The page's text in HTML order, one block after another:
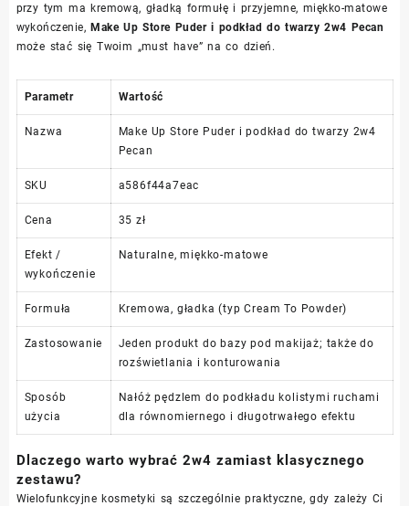
przy tym ma kremową, gładką formułę i przyjemne, miękko-matowe
wykończenie,Make Up Store Puder i podkład do twarzy 2w4 Pecan
może stać się Twoim „must have” na co dzień.
Parametr Wartość
Nazwa
Make Up Store Puder i podkład do twarzy 2w4
Pecan
SKU a586f44a7eac
Cena 35 zł
Efekt /
wykończenie
Naturalne, miękko-matowe
Formuła Kremowa, gładka (typ Cream To Powder)
Zastosowanie
Jeden produkt do bazy pod makijaż; także do
rozświetlania i konturowania
Sposób
użycia
Nałóż pędzlem do podkładu kolistymi ruchami
dla równomiernego i długotrwałego efektu
Dlaczego warto wybrać 2w4 zamiast klasycznego
zestawu?
Wielofunkcyjne kosmetyki są szczególnie praktyczne, gdy zależy Ci